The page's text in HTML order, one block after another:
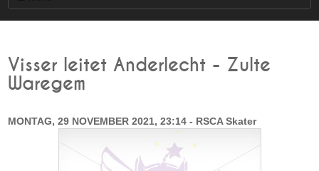
Visser leitet Anderlecht - Zulte
Waregem
MONTAG, 29 NOVEMBER 2021, 23:14 - RSCA Skater